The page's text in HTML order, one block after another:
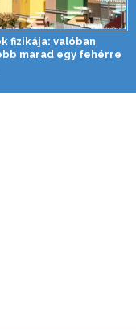
fizikája: valóban
marad egy fehérre